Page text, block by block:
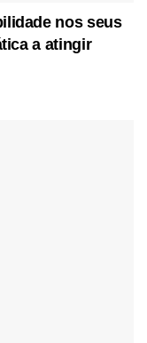
nos seus
a atingir